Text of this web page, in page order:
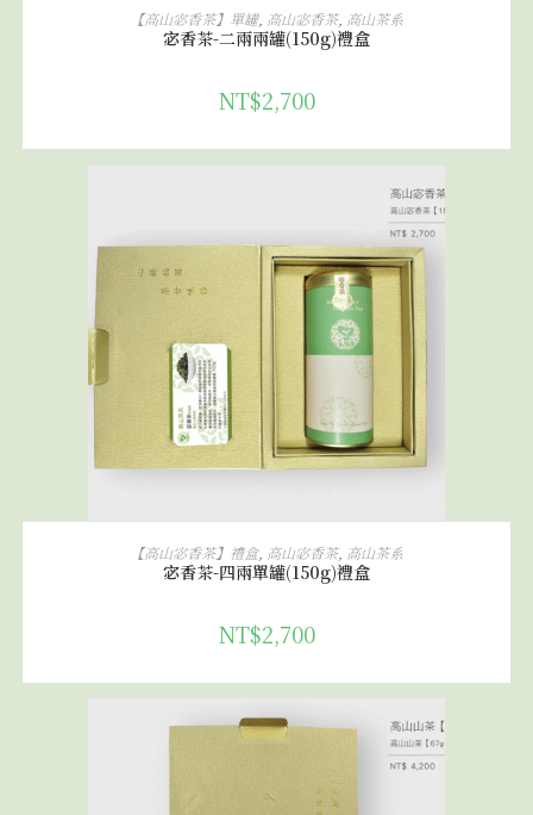
加入購物車
【高山宓香茶】單罐, 高山宓香茶, 高山茶系
宓香茶-二兩兩罐(150g)禮盒
NT$2,700
加入購物車
【高山宓香茶】禮盒, 高山宓香茶, 高山茶系
宓香茶-四兩單罐(150g)禮盒
NT$2,700